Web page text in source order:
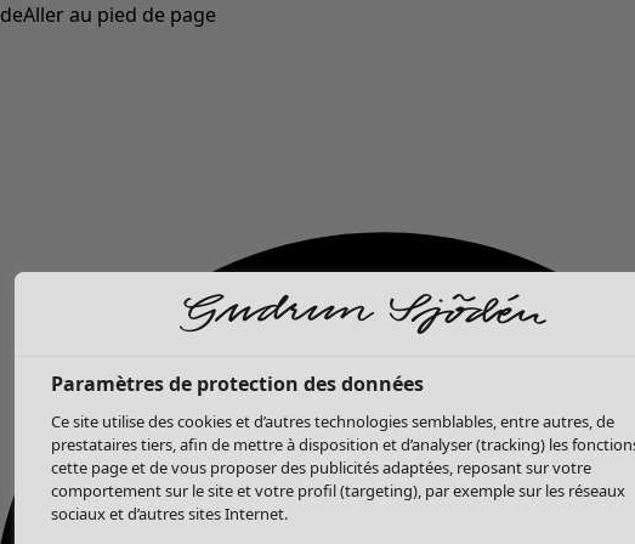
Aller au pied de page
Paramètres de protection des données
Ce site utilise des cookies et d’autres technologies semblables, entre autres, de
prestataires tiers, afin de mettre à disposition et d’analyser (tracking) les
cette page et de vous proposer des publicités adaptées, reposant sur votre
comportement sur le site et votre profil (targeting), par exemple sur les réseaux
sociaux et d’autres sites Internet.